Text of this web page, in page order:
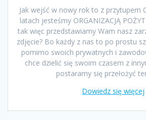
Jak wejść w nowy rok to z przytupem
latach jesteśmy ORGANIZACJĄ
tak więc przedstawiamy Wam nasz
zdjęcie? Bo każdy z nas to po prostu
pomimo swoich prywatnych i
chce dzielić się swoim czasem z
postaramy się przełożyć
Dowiedz się więcej